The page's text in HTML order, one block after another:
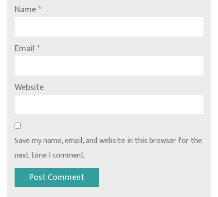
Name*
Email*
Website
Save my name, email, and website in this browser for the
next time I comment.